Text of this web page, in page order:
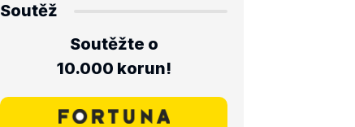
Soutěž
Soutěžte o
10.000 korun!